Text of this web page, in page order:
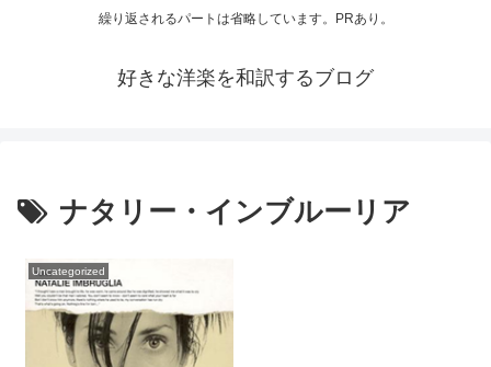
繰り返されるパートは省略しています。PRあり。
好きな洋楽を和訳するブログ
ナタリー・インブルーリア
Uncategorized